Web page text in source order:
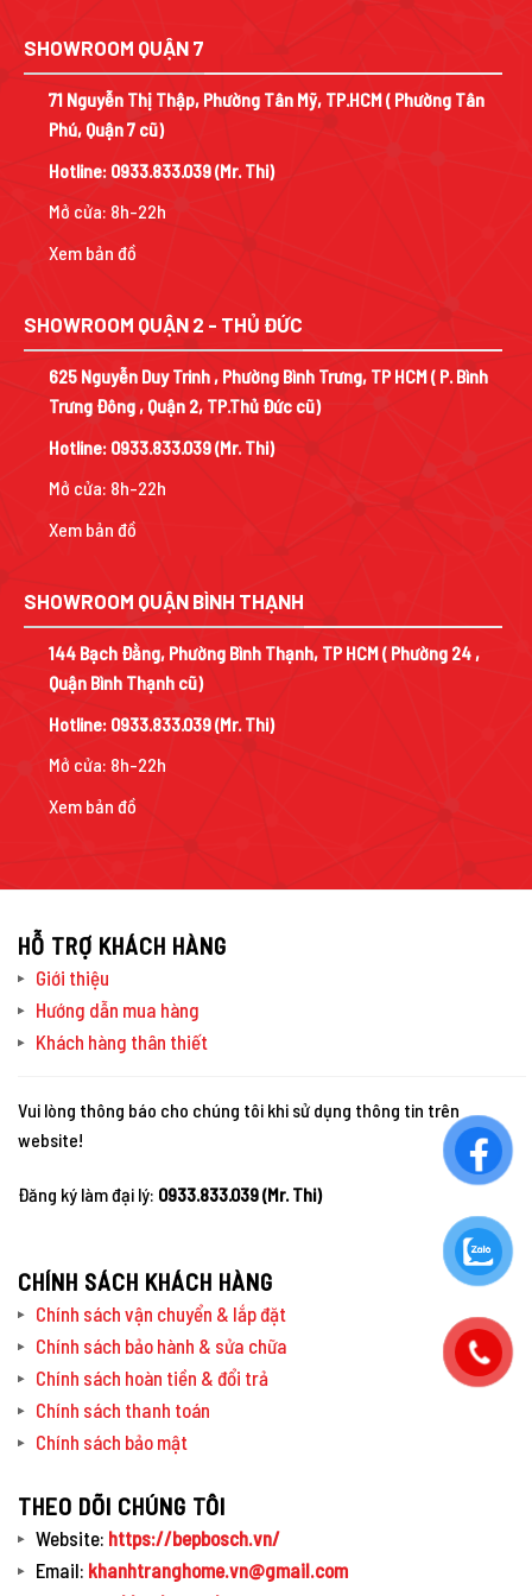
SHOWROOM QUẬN 7
71 Nguyễn Thị Thập, Phường Tân Mỹ, TP.HCM ( Phường Tân
Phú, Quận 7 cũ)
Hotline: 0933.833.039(Mr. Thi)
Mở cửa: 8h-22h
Xem bản đồ
SHOWROOM QUẬN 2 - THỦ ĐỨC
625 Nguyễn Duy Trinh , Phường Bình Trưng, TP HCM ( P. Bình
Trưng Đông , Quận 2, TP.Thủ Đức cũ)
Hotline: 0933.833.039(Mr. Thi)
Mở cửa: 8h-22h
Xem bản đồ
SHOWROOM QUẬN BÌNH THẠNH
144 Bạch Đằng, Phường Bình Thạnh, TP HCM ( Phường 24 ,
Quận Bình Thạnh cũ)
Hotline: 0933.833.039(Mr. Thi)
Mở cửa: 8h-22h
Xem bản đồ
HỖ TRỢ KHÁCH HÀNG
Giới thiệu
Hướng dẫn mua hàng
Khách hàng thân thiết
Vui lòng thông báo cho chúng tôi khi sử dụng thông tin trên
website!
Đăng ký làm đại lý: 0933.833.039 (Mr. Thi)
CHÍNH SÁCH KHÁCH HÀNG
Chính sách vận chuyển & lắp đặt
Chính sách bảo hành & sửa chữa
Chính sách hoàn tiền & đổi trả
Chính sách thanh toán
Chính sách bảo mật
THEO DÕI CHÚNG TÔI
Website: https://bepbosch.vn/
Email: khanhtranghome.vn@gmail.com